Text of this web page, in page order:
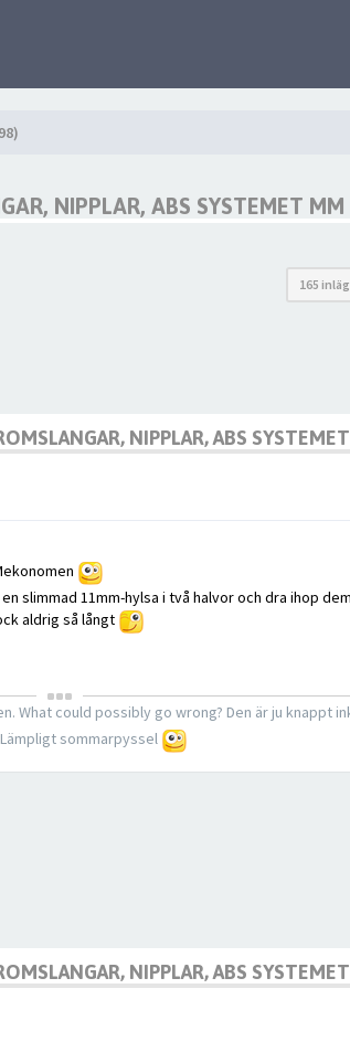
NIPPLAR, ABS SYSTEMET MM
165
NIPPLAR, ABS
11mm-hylsa i två halvor och dra ihop
aldrig så långt
What could possibly go wrong? Den är ju knappt
sommarpyssel
NIPPLAR, ABS